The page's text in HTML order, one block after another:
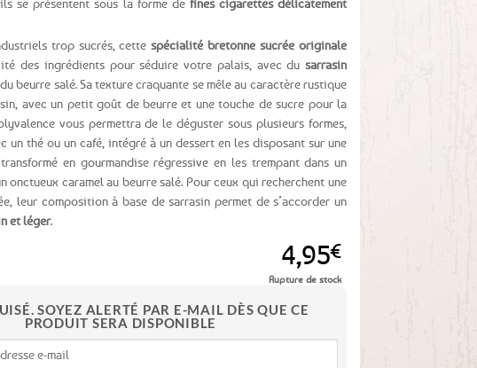
se présentent sous la forme defines cigarettes délicatement
trop sucrés, cettespécialité bretonne sucrée originale
des ingrédients pour séduire votre palais, avec du sarrasin
beurre salé. Sa texture craquante se mêle au caractère rustique
avec un petit goût de beurre et une touche de sucre pour la
vous permettra de le déguster sous plusieurs formes,
un thé ou un café, intégré à un dessert en les disposant sur une
en gourmandise régressive en les trempant dans un
onctueux caramel au beurre salé. Pour ceux qui recherchent une
leur composition à base de sarrasin permet de s’accorder un
et léger.
4,95€
Rupture de stock
SOYEZ ALERTÉ PAR E-MAIL DÈS QUE CE
PRODUIT SERA DISPONIBLE